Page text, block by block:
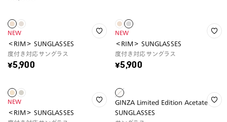
NEW
＜RIM＞ SUNGLASSES
度付き対応サングラス
¥5,900
NEW
＜RIM＞ SUNGLASSES
度付き対応サングラス
¥5,900
NEW
＜RIM＞ SUNGLASSES
GINZA Limited Edition Acetate
SUNGLASSES